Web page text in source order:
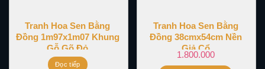
Tranh Hoa Sen Bằng
Đồng 1m97x1m07 Khung
Gỗ Gõ Đỏ
Đọc tiếp
Tranh Hoa Sen Bằng
Đồng 38cmx54cm Nền
Giả Cổ
1.800.000